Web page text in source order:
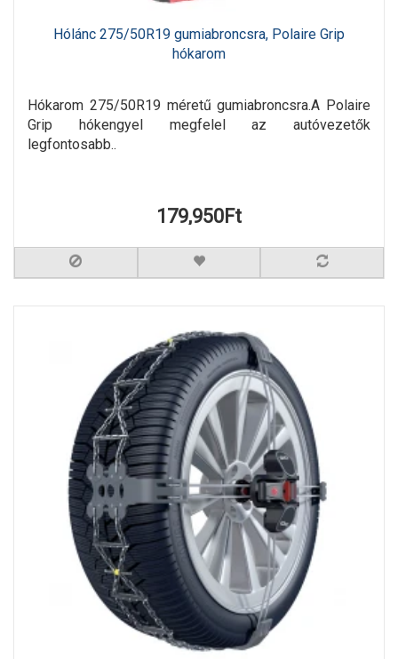
Hólánc 275/50R19 gumiabroncsra, Polaire Grip
hókarom
Hókarom 275/50R19 méretű gumiabroncsra.A Polaire
Grip hókengyel megfelel az autóvezetők
legfontosabb..
179,950Ft